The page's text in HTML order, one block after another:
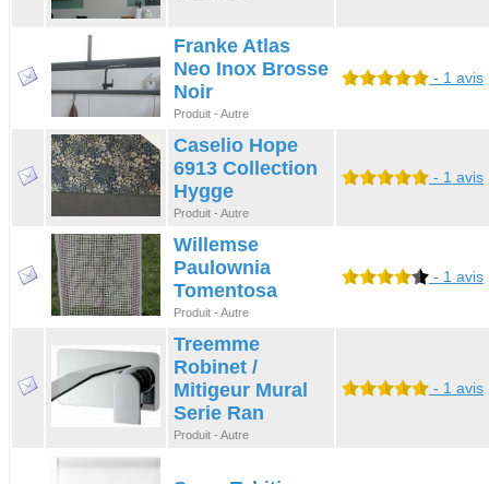
Franke Atlas
Neo Inox Brosse
Noir
Produit - Autre
- 1 avis
Caselio Hope
6913 Collection
Hygge
Produit - Autre
- 1 avis
Willemse
Paulownia
Tomentosa
Produit - Autre
- 1 avis
Treemme
Robinet /
Mitigeur Mural
Serie Ran
Produit - Autre
- 1 avis